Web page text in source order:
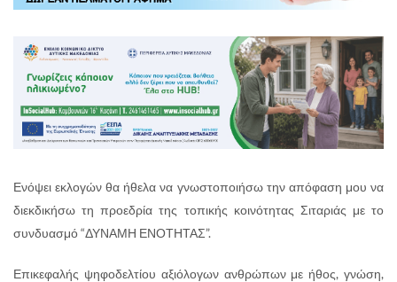
Ενόψει εκλογών θα ήθελα να γνωστοποιήσω την απόφαση μου να
διεκδικήσω τη προεδρία της τοπικής κοινότητας Σιταριάς με το
συνδυασμό “ΔΥΝΑΜΗ ΕΝΟΤΗΤΑΣ”.
Επικεφαλής ψηφοδελτίου αξιόλογων ανθρώπων με ήθος, γνώση,